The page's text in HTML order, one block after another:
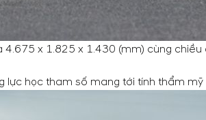
x 1.825 x 1.430 (mm) cùng
học tham số mang tới tính thẩm